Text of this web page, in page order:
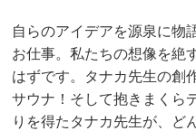
自らのアイデアを源泉に物
お仕事。私たちの想像を絶
はずです。タナカ先生の創
サウナ！そして抱きまくら
りを得たタナカ先生が、ど